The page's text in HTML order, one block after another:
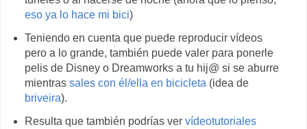
eso ya lo hace mi bici)
Teniendo en cuenta que puede reproducir vídeos
pero a lo grande, también puede valer para ponerle
pelis de Disney o Dreamworks a tu hij@ si se aburre
mientras sales con él/ella en bicicleta (idea de
briveira).
Resulta que también podrías ver vídeotutoriales